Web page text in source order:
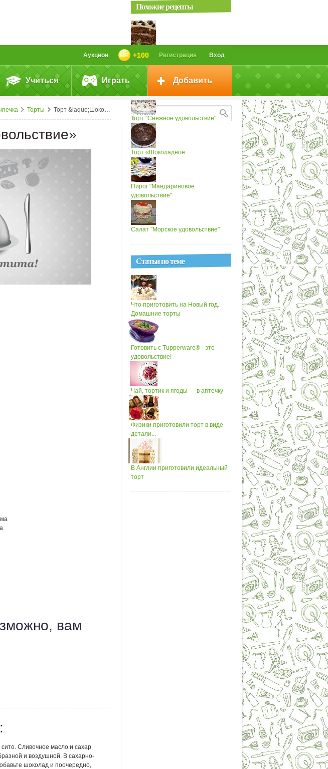
Вход
Регистрация
+100
Аукцион
Учиться Играть Добавить
Торты Торт &laquo;Шоколадное удовольствие&raquo;
вам
Сливочное масло и сахар
и воздушной. В сахарно-
шоколад и поочередно,
Похожие рецепты
Хлеб "Шоколадное удовольствие"
Торт "Снежное удовольствие"
Торт «Шоколадное...
Пирог "Мандариновое
удовольствие"
Салат "Морское удовольствие"
Статьи по теме
Что приготовить на Новый год.
Домашние торты
Готовить с Tupperware® - это
удовольствие!
Чай, тортик и ягоды — в аптечку
Физики приготовили торт в виде
детали...
В Англии приготовили идеальный
торт